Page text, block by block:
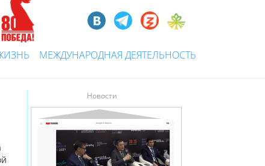
МЕЖДУНАРОДНАЯ ДЕЯТЕЛЬНОСТЬ
Новости